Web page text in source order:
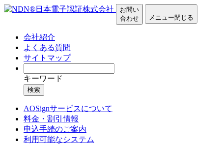
お問い
合わせ
メニュー閉じる
会社紹介
よくある質問
サイトマップ
キーワード
検索
AOSignサービスについて
料金・割引情報
申込手続のご案内
利用可能なシステム